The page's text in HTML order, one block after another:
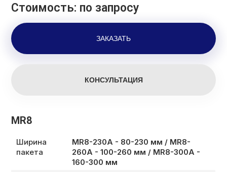
Стоимость: по запросу
MR8
Ширина
пакета
МR8-230A - 80-230 мм / MR8-
260A - 100-260 мм / MR8-300A -
160-300 мм